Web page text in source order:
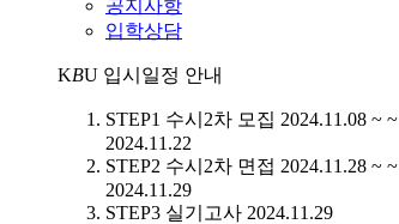
공지사항
입학상담
KBU 입시일정 안내
STEP1 수시2차 모집 2024.11.08 ~ ~
2024.11.22
STEP2 수시2차 면접 2024.11.28 ~ ~
2024.11.29
STEP3 실기고사 2024.11.29